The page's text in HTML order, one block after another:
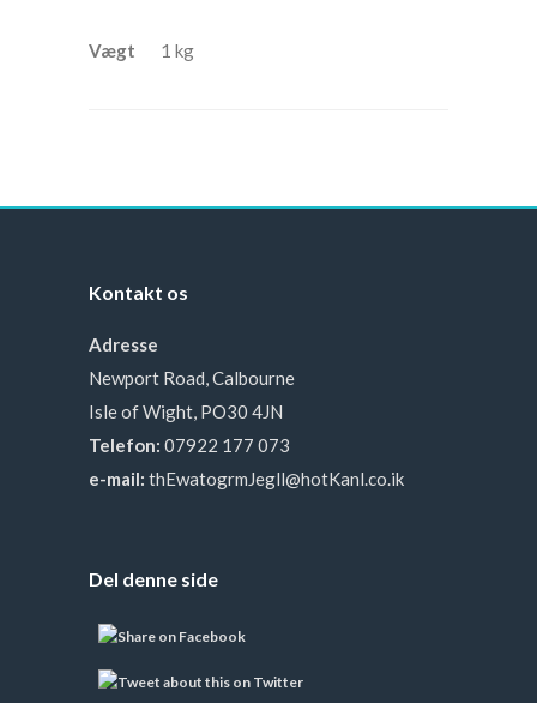
Vægt 1 kg
Kontakt os
Adresse
Newport Road, Calbourne
Isle of Wight, PO30 4JN
Telefon: 07922 177 073
e-mail: thEwatogrmJegll@hotKanl.co.ik
Del denne side